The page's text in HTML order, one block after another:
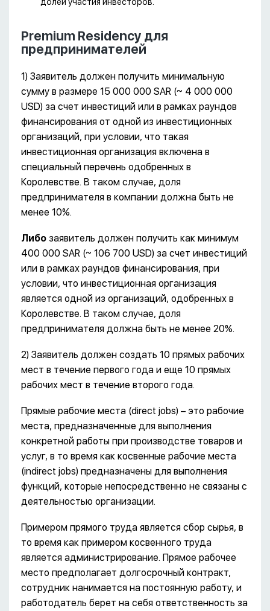
Premium Residency для
предпринимателей
1) Заявитель должен получить минимальную
сумму в размере 15 000 000 SAR (~ 4 000 000
USD) за счет инвестиций или в рамках раундов
финансирования от одной из инвестиционных
организаций, при условии, что такая
инвестиционная организация включена в
специальный перечень одобренных в
Королевстве. В таком случае, доля
предпринимателя в компании должна быть не
менее 10%.
Либо заявитель должен получить как минимум
400 000 SAR (~ 106 700 USD) за счет инвестиций
или в рамках раундов финансирования, при
условии, что инвестиционная организация
является одной из организаций, одобренных в
Королевстве. В таком случае, доля
предпринимателя должна быть не менее 20%.
2) Заявитель должен создать 10 прямых рабочих
мест в течение первого года и еще 10 прямых
рабочих мест в течение второго года.
Прямые рабочие места (direct jobs) – это рабочие
места, предназначенные для выполнения
конкретной работы при производстве товаров и
услуг, в то время как косвенные рабочие места
(indirect jobs) предназначены для выполнения
функций, которые непосредственно не связаны с
деятельностью организации.
Примером прямого труда является сбор сырья, в
то время как примером косвенного труда
является администрирование. Прямое рабочее
место предполагает долгосрочный контракт,
сотрудник нанимается на постоянную работу, и
работодатель берет на себя ответственность за